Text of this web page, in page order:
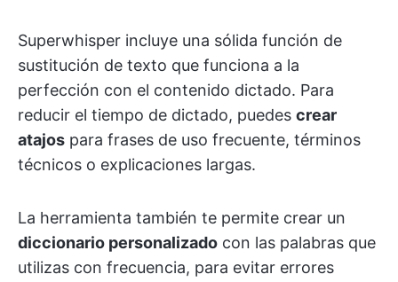
Superwhisper incluye una sólida función de
sustitución de texto que funciona a la
perfección con el contenido dictado. Para
reducir el tiempo de dictado, puedes crear
atajos para frases de uso frecuente, términos
técnicos o explicaciones largas.
La herramienta también te permite crear un
diccionario personalizado con las palabras que
utilizas con frecuencia, para evitar errores